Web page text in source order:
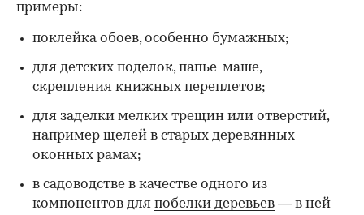
примеры:
поклейка обоев, особенно бумажных;
для детских поделок, папье-маше,
скрепления книжных переплетов;
для заделки мелких трещин или отверстий,
например щелей в старых деревянных
оконных рамах;
в садоводстве в качестве одного из
компонентов для побелки деревьев — в ней